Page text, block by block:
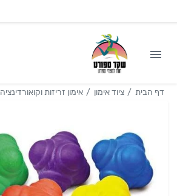
דף הבית ציוד אימון אימון זריזות וקואורדינציה